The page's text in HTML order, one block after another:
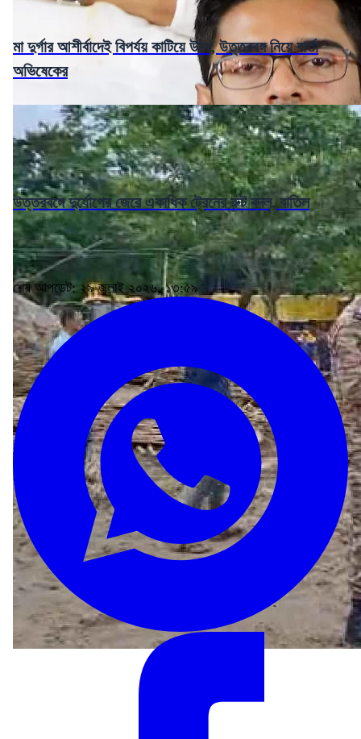
মা দুর্গার আশীর্বাদেই বিপর্যয় কাটিয়ে উঠব, উত্তরবঙ্গ নিয়ে বার্তা
অভিষেকের
উত্তরবঙ্গে দুর্যোগের জেরে একাধিক ট্রেনের রুট বদল, বাতিল
শেষ আপডেট: ২৯ জুলাই ২০২৬, ১৩:৫৯